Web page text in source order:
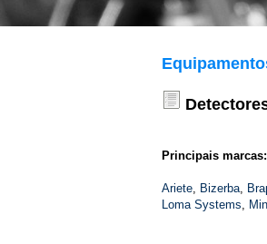
Principais marcas:
Ariete, Bizerba,
Loma Systems,